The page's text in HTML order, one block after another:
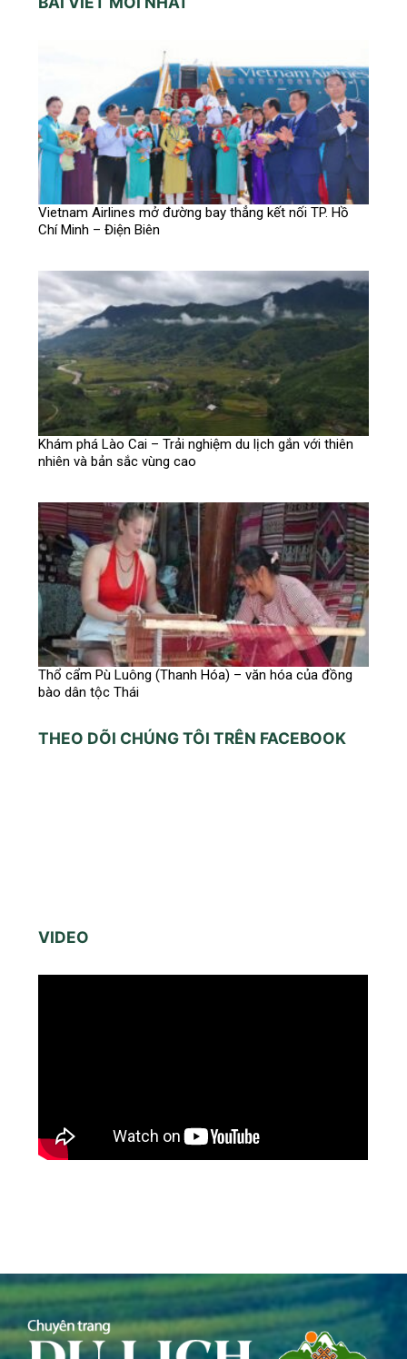
Vietnam Airlines mở đường bay thẳng kết nối TP. Hồ
Chí Minh – Điện Biên
Khám phá Lào Cai – Trải nghiệm du lịch gắn với thiên
nhiên và bản sắc vùng cao
Thổ cẩm Pù Luông (Thanh Hóa) – văn hóa của đồng
bào dân tộc Thái
THEO DÕI CHÚNG TÔI TRÊN FACEBOOK
VIDEO